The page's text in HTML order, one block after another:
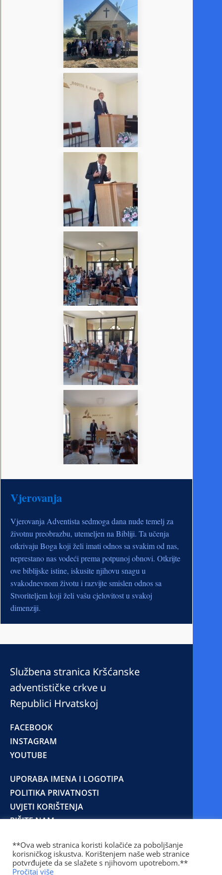
Vjerovanja
Vjerovanja Adventista sedmoga dana nude temelj za
životnu preobrazbu, utemeljen na Bibliji. Ta učenja
otkrivaju Boga koji želi imati odnos sa svakim od nas,
neprestano nas vodeći prema potpunoj obnovi. Otkrijte
ove biblijske istine, iskusite njihovu snagu u
svakodnevnom životu i razvijte smislen odnos sa
Stvoriteljem koji želi vašu cjelovitost u svakoj
dimenziji.
Službena stranica Kršćanske
adventističke crkve u
Republici Hrvatskoj
FACEBOOK
INSTAGRAM
YOUTUBE
UPORABA IMENA I LOGOTIPA
POLITIKA PRIVATNOSTI
UVJETI KORIŠTENJA
PIŠITE NAM
© 2025 Copyright © 2023 Kršćanska adventistička
crkva u Republici Hrvatskoj
**Ova web stranica koristi kolačiće za poboljšanje
korisničkog iskustva. Korištenjem naše web stranice
potvrđujete da se slažete s njihovom upotrebom.**
Pročitaj više